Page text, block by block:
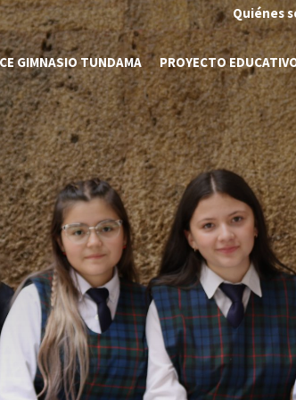
Quiénes
GIMNASIO TUNDAMA PROYECTO